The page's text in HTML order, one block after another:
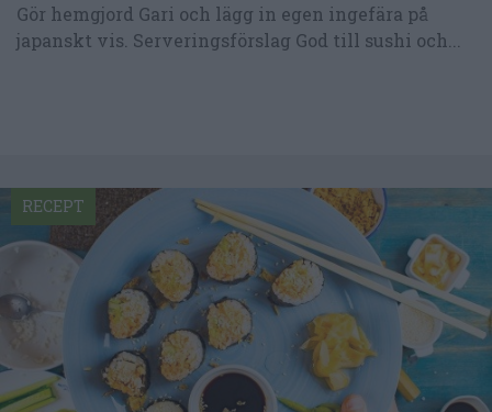
Gör hemgjord Gari och lägg in egen ingefära på
japanskt vis. Serveringsförslag God till sushi och...
RECEPT